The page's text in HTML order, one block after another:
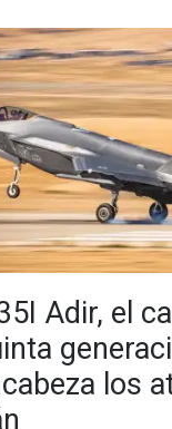
Adir, el
los